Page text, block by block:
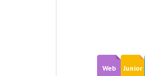
Web Junior